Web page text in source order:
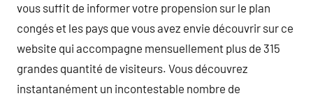
vous suffit de informer votre propension sur le plan
congés et les pays que vous avez envie découvrir sur ce
website qui accompagne mensuellement plus de 315
grandes quantité de visiteurs. Vous découvrez
instantanément un incontestable nombre de